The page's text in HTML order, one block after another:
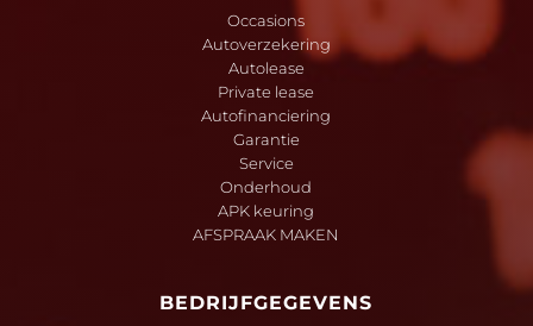
Occasions
Autoverzekering
Autolease
Private lease
Autofinanciering
Garantie
Service
Onderhoud
APK keuring
AFSPRAAK MAKEN
BEDRIJFGEGEVENS